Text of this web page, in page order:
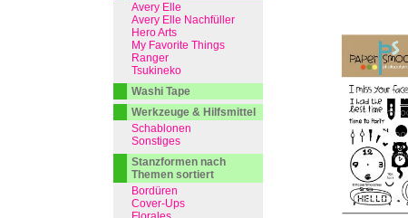
Avery Elle
Avery Elle Nachfüller
Hero Arts
My Favorite Things
Ranger
Tsukineko
Washi Tape
Werkzeuge & Hilfsmittel
Schablonen
Sonstiges
Stanzformen nach
Themen sortiert
Bordüren
Cover-Ups